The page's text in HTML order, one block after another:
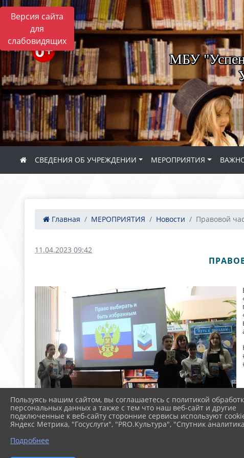
Версия сайта
для
слабовидящих
МБУ
СВЕДЕНИЯ ОБ УЧРЕЖДЕНИИ МЕРОПРИЯТИЯ
Главная МЕРОПРИЯТИЯ Новости Правовой
11.04.2023 09:42
Пользуясь нашим сайтом, вы соглашаетесь с политикой
персональных данных а также с тем что наш веб-сайт и другие
подключенные к веб-сайту сторонние сервисы используют
Яндекс Метрика, "Госуслуги", "PRO.Культура", "Спутник
Подробнее